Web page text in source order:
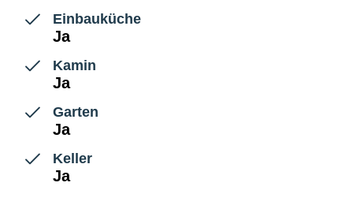
Einbauküche
Ja
Kamin
Ja
Garten
Ja
Keller
Ja